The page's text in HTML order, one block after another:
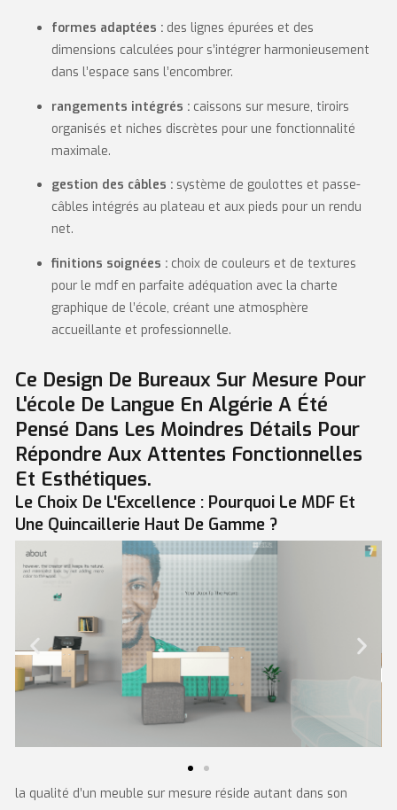
formes adaptées : des lignes épurées et des
dimensions calculées pour s’intégrer harmonieusement
dans l’espace sans l’encombrer.
rangements intégrés : caissons sur mesure, tiroirs
organisés et niches discrètes pour une fonctionnalité
maximale.
gestion des câbles : système de goulottes et passe-
câbles intégrés au plateau et aux pieds pour un rendu
net.
finitions soignées : choix de couleurs et de textures
pour le mdf en parfaite adéquation avec la charte
graphique de l’école, créant une atmosphère
accueillante et professionnelle.
Ce Design De Bureaux Sur Mesure Pour
L'école De Langue En Algérie A Été
Pensé Dans Les Moindres Détails Pour
Répondre Aux Attentes Fonctionnelles
Et Esthétiques.
Le Choix De L'Excellence : Pourquoi Le MDF Et
Une Quincaillerie Haut De Gamme ?
la qualité d’un meuble sur mesure réside autant dans son